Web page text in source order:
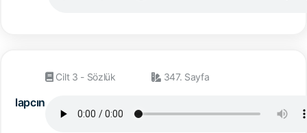
lapcın
Cilt 3 - Sözlük 347. Sayfa